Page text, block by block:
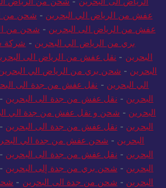
عفش من الرياض الي البحرين - شحن من
عفش من الرياض الى البحرين - شحن من
بري من الرياض الي البحرين - شركة
البحرين - نقل عفش من الرياض الى
البحرين - شحن بري من الرياض الي
الي البحرين - نقل عفش من جدة الى
البحرين - نقل عفش من جدة الى البحرين -
البحرين - شحن و نقل عفش من جدة الي
البحرين - نقل عفش من جدة الى البحرين -
البحرين - شحن عفش من جدة الي
البحرين - نقل عفش من جدة الى البحرين -
البحرين - شحن بري من جدة إلى البحرين -
البحرين - شحن من جدة الى البحرين -